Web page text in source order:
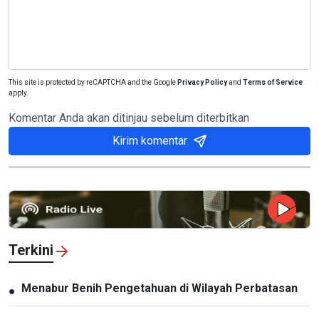
This site is protected by reCAPTCHA and the Google Privacy Policyand Terms of Service
apply.
Komentar Anda akan ditinjau sebelum diterbitkan
Kirim komentar
Terkini
● Menabur Benih Pengetahuan di Wilayah Perbatasan